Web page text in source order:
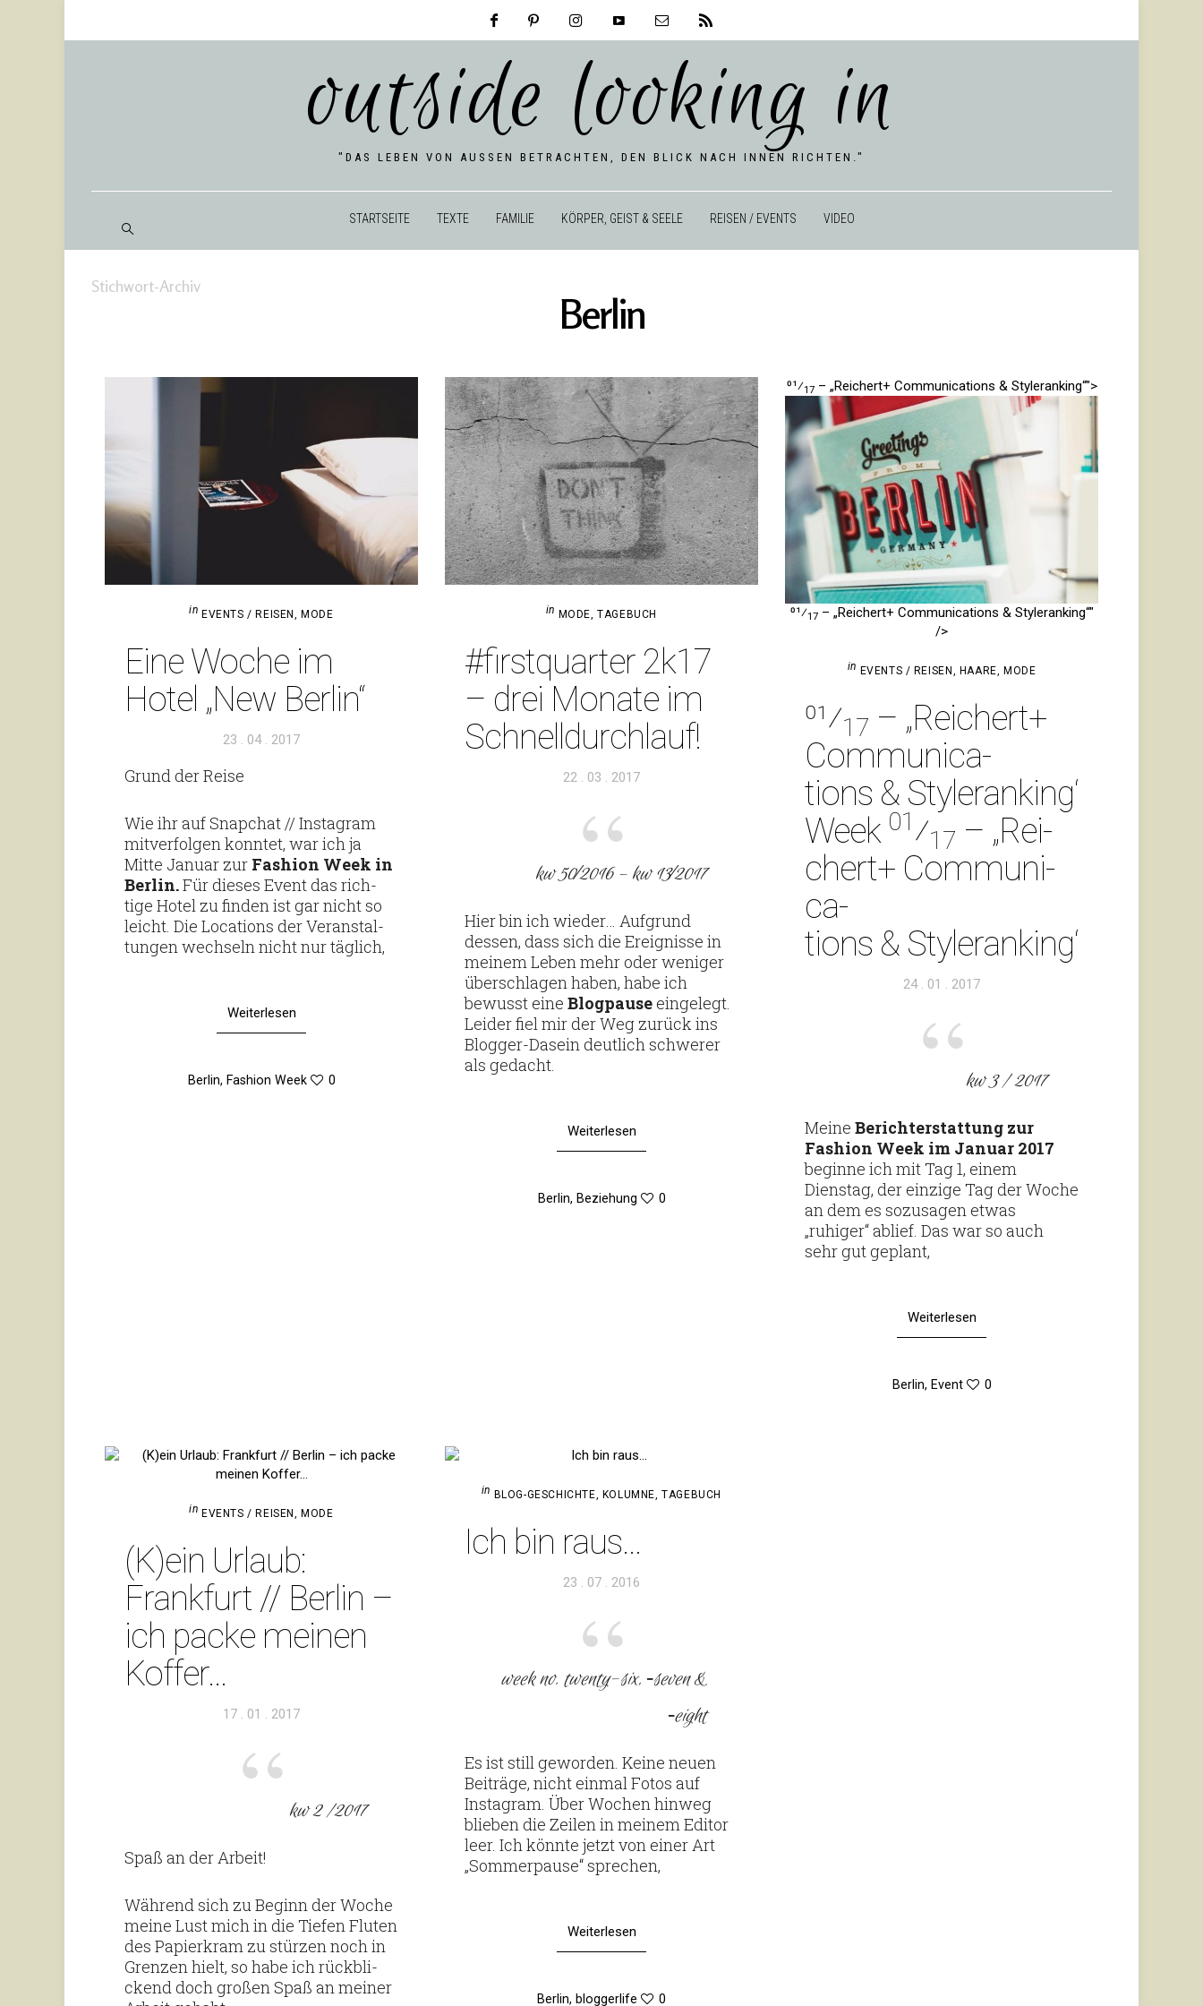
outside looking in
"DAS LEBEN VON AUSSEN BETRACHTEN, DEN BLICK NACH INNEN RICHTEN."
START­SEITE TEXTE FAMILIE KÖRPER, GEIST & SEELE REISEN / EVENTS VIDEO
Stichwort-Archiv
Berlin
in EVENTS / REISEN, MODE
Eine Woche im
Hotel „New Berlin“
Veröffentlicht
23 . 04 . 2017
Grund der Reise
Wie ihr auf Snap­chat // Insta­gram
mit­ver­folgen konntet, war ich ja
Mitte Januar zur Fashion Week in
Berlin.Für dieses Event das rich­
tige Hotel zu finden ist gar nicht so
leicht. Die Loca­tions der Ver­an­stal­
tungen wech­seln nicht nur täglich,
Weiterlesen
Berlin, Fashion Week 0
in MODE,TAGEBUCH
#first­quarter 2k17
– drei Monate im
Schnelldurchlauf!
Veröffentlicht
22 . 03 . 2017
kw 50⁄2016 – kw 13⁄2017
Hier bin ich wieder… Auf­grund
dessen, dass sich die Ereig­nisse in
meinem Leben mehr oder weniger
über­schlagen haben, habe ich
bewusst eine Blog­pause ein­ge­legt.
Leider fiel mir der Weg zurück ins
Blogger-Dasein deut­lich schwerer
als gedacht.
Weiterlesen
Berlin, Beziehung 0
01⁄17– „Rei­chert+ Com­mu­ni­ca­tions & Styleranking“">
01⁄17– „Rei­chert+ Com­mu­ni­ca­tions & Styleranking“"
/>
in EVENTS / REISEN , HAARE, MODE
01⁄17 – „Rei­chert+
Com­mu­ni­ca­
tions &
Week 01 ⁄17 – „Rei­
chert+ Com­mu­ni­
ca­
tions & Styleranking“
Veröffentlicht
24 . 01 . 2017
kw 3 / 2017
Meine Bericht­erstat­tung zur
Fashion Week im Januar 2017
beginne ich mit Tag 1, einem
Dienstag, der ein­zige Tag der Woche
an dem es sozu­sagen etwas
„ruhiger“ ablief. Das war so auch
sehr gut geplant,
Weiterlesen
Berlin, Event 0
in EVENTS / REISEN, MODE
(K)ein Urlaub:
Frank­furt // Berlin –
ich packe meinen
Koffer…
Veröffentlicht
17 . 01 . 2017
kw 2 /2017
Spaß an der Arbeit!
Wäh­rend sich zu Beginn der Woche
meine Lust mich in die Tiefen Fluten
des Papier­kram zu stürzen noch in
Grenzen hielt, so habe ich rück­bli­
ckend doch großen Spaß an meiner
in BLOG-GESCHICHTE, KOLUMNE,TAGEBUCH
Ich bin raus…
Veröffentlicht
23 . 07 . 2016
week no. twenty-six, ‑seven &
‑eight
Es ist still geworden. Keine neuen
Bei­träge, nicht einmal Fotos auf
Insta­gram. Über Wochen hinweg
blieben die Zeilen in meinem Editor
leer. Ich könnte jetzt von einer Art
„Som­mer­pause“ sprechen,
Weiterlesen
Berlin, bloggerlife 0